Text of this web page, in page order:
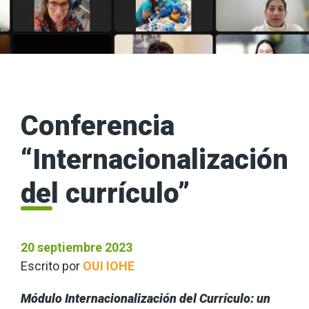
Conferencia
“Internacionalización
del currículo”
20 septiembre 2023
Escrito por OUI IOHE
Módulo Internacionalización del Currículo: un